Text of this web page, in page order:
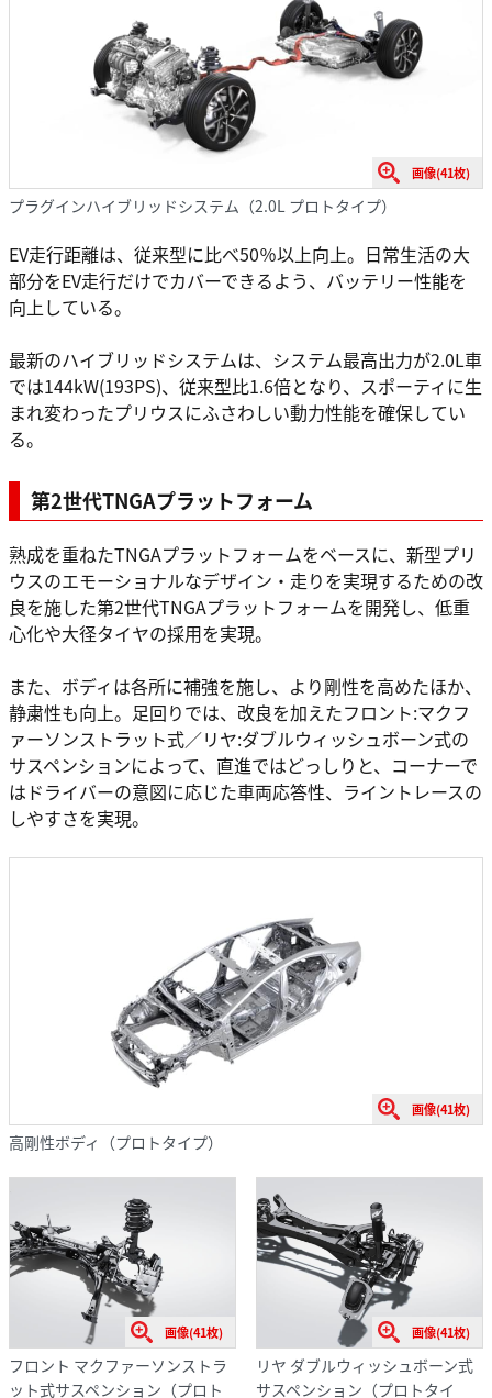
画像(41枚)
プラグインハイブリッドシステム（2.0L プロトタイプ）
EV走行距離は、従来型に比べ50％以上向上。日常生活の大
部分をEV走行だけでカバーできるよう、バッテリー性能を
向上している。
最新のハイブリッドシステムは、システム最高出力が2.0L車
では144kW(193PS)、従来型比1.6倍となり、スポーティに生
まれ変わったプリウスにふさわしい動力性能を確保してい
る。
第2世代TNGAプラットフォーム
熟成を重ねたTNGAプラットフォームをベースに、新型プリ
ウスのエモーショナルなデザイン・走りを実現するための改
良を施した第2世代TNGAプラットフォームを開発し、低重
心化や大径タイヤの採用を実現。
また、ボディは各所に補強を施し、より剛性を高めたほか、
静粛性も向上。足回りでは、改良を加えたフロント:マクフ
ァーソンストラット式／リヤ:ダブルウィッシュボーン式の
サスペンションによって、直進ではどっしりと、コーナーで
はドライバーの意図に応じた車両応答性、ライントレースの
しやすさを実現。
画像(41枚)
高剛性ボディ（プロトタイプ）
画像(41枚)
フロント マクファーソンストラ
ット式サスペンション（プロト
画像(41枚)
リヤ ダブルウィッシュボーン式
サスペンション（プロトタイ